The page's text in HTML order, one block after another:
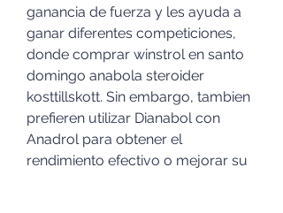
ganancia de fuerza y les ayuda a
ganar diferentes competiciones,
donde comprar winstrol en santo
domingo anabola steroider
kosttillskott. Sin embargo, tambien
prefieren utilizar Dianabol con
Anadrol para obtener el
rendimiento efectivo o mejorar su